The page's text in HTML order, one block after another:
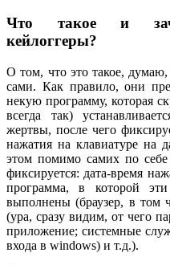
Что такое и
кейлоггеры?
О том, что это такое,
сами. Как правило, они
некую программу, которая
всегда так)
жертвы, после чего
нажатия на клавиатуре на
этом помимо самих по
фиксируется: дата-время
программа, в которой
выполнены (браузер, в том
(ура, сразу видим, от чего
приложение; системные
входа в windows) и т.д.).